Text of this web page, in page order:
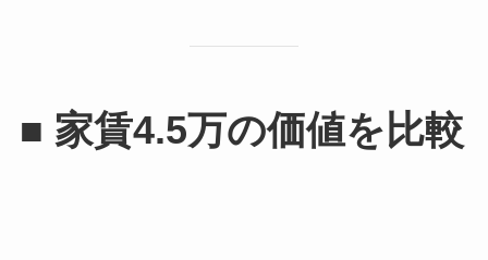
■ 家賃4.5万の価値を比較